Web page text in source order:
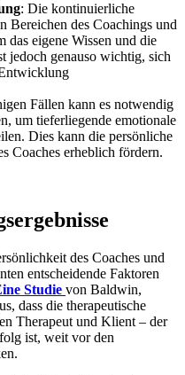
: Die kontinuierliche
Bereichen des Coachings und
das eigene Wissen und die
jedoch genauso wichtig, sich
Fällen kann es notwendig
um tieferliegende emotionale
Dies kann die persönliche
Coaches erheblich fördern.
des Coaches und
entscheidende Faktoren
Studie von Baldwin,
dass die therapeutische
Therapeut und Klient – der
ist, weit vor den